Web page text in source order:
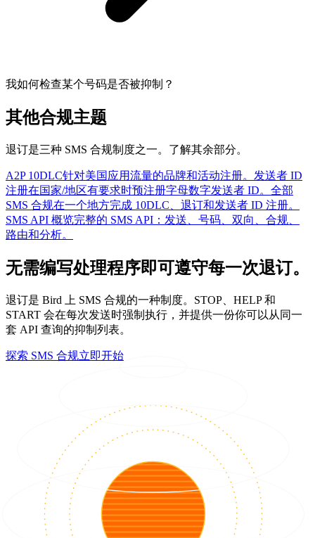
我如何检查某个号码是否被抑制？
其他合规主题
退订是三种 SMS 合规制度之一。了解其余部分。
A2P 10DLC针对美国应用流量的品牌和活动注册。 发送者 ID
注册在国家/地区有要求时预注册字母数字发送者 ID。 全部
SMS 合规在一个地方完成 10DLC、退订和发送者 ID 注册。
SMS API 概览完整的 SMS API：发送、号码、双向、合规、
路由和分析。
无需编写处理程序即可遵守每一次退订。
退订是 Bird 上 SMS 合规的一种制度。STOP、HELP 和
START 会在每次发送时强制执行，并提供一份你可以从同一
套 API 查询的抑制列表。
探索 SMS 合规立即开始